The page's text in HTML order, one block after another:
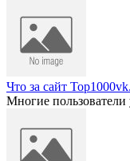
Что за сайт
Многие